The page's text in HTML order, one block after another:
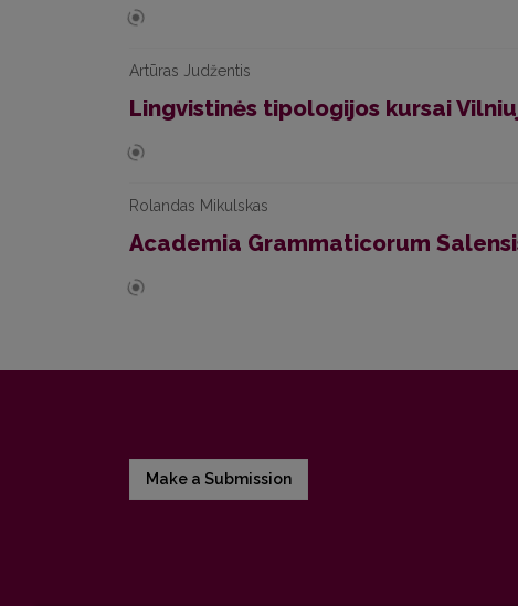
Artūras Judžentis
Lingvistinės tipologijos kursai
Rolandas Mikulskas
Academia Grammaticorum
Make a Submission